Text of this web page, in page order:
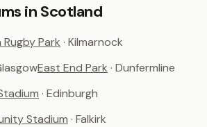
in Scotland
Rugby Park · Kilmarnock
East End Park · Dunfermline
· Edinburgh
Stadium · Falkirk